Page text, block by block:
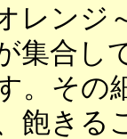
レンジ
集合し
。その
飽きる